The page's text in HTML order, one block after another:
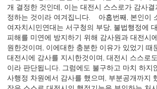
개 결정한 것인데, 이는 대전시 스스로가 감사
정하는 것이라 여겨집니다. 아홉번째, 본인이
여자치시민연대는 서구청의 부당, 불법행정에
피해를 미연에 방지하기 위해 감사원과 대전시
원한것이며, 이에대한 충분한 이유가 있었기 때
대전시에 감사를 지시한것이며, 대전시 스스로
이라 판단됩니다. 그럼에도 불구하고 마치 하지
사행정 차원에서 감사를 했으며, 부분공개까지